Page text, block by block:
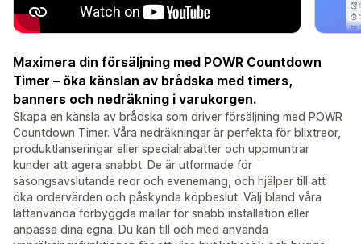
Maximera din försäljning med POWR Countdown
Timer – öka känslan av brådska med timers,
banners och nedräkning i varukorgen.
Skapa en känsla av brådska som driver försäljning med POWR
Countdown Timer. Våra nedräkningar är perfekta för blixtreor,
produktlanseringar eller specialrabatter och uppmuntrar
kunder att agera snabbt. De är utformade för
säsongsavslutande reor och evenemang, och hjälper till att
öka ordervärden och påskynda köpbeslut. Välj bland våra
lättanvända förbyggda mallar för snabb installation eller
anpassa dina egna. Du kan till och med använda